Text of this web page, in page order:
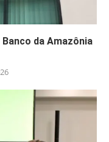
da Amazônia